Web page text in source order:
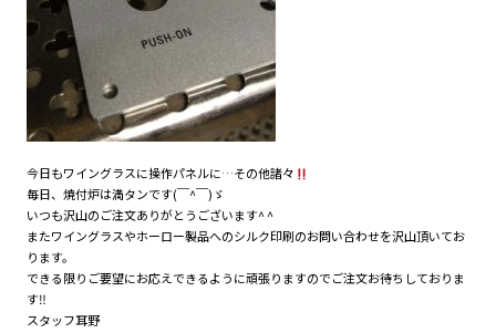
今日もワイングラスに操作パネルに…その他諸々
毎日、焼付炉は満タンです(￣^￣)ゞ
いつも沢山のご注文ありがとうございます^ ^
またワイングラスやホーロー製品へのシルク印刷のお問い合わせを沢山頂いてお
ります。
できる限りご要望にお応えできるように頑張りますのでご注文お待ちしておりま
す‼︎
スタッフ耳野